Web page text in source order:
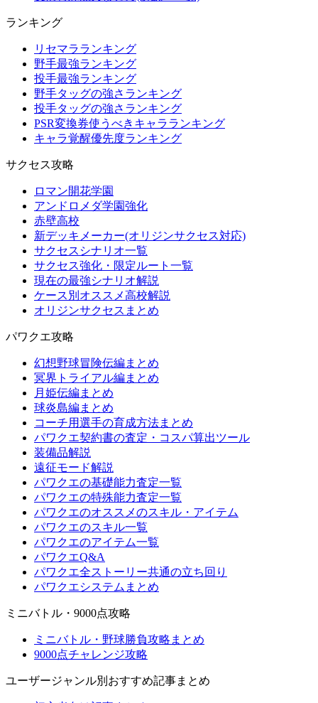
ランキング
リセマラランキング
野手最強ランキング
投手最強ランキング
野手タッグの強さランキング
投手タッグの強さランキング
PSR変換券使うべきキャラランキング
キャラ覚醒優先度ランキング
サクセス攻略
ロマン開花学園
アンドロメダ学園強化
赤壁高校
新デッキメーカー(オリジンサクセス対応)
サクセスシナリオ一覧
サクセス強化・限定ルート一覧
現在の最強シナリオ解説
ケース別オススメ高校解説
オリジンサクセスまとめ
パワクエ攻略
幻想野球冒険伝編まとめ
冥界トライアル編まとめ
月姫伝編まとめ
球炎島編まとめ
コーチ用選手の育成方法まとめ
パワクエ契約書の査定・コスパ算出ツール
装備品解説
遠征モード解説
パワクエの基礎能力査定一覧
パワクエの特殊能力査定一覧
パワクエのオススメのスキル・アイテム
パワクエのスキル一覧
パワクエのアイテム一覧
パワクエQ&A
パワクエ全ストーリー共通の立ち回り
パワクエシステムまとめ
ミニバトル・9000点攻略
ミニバトル・野球勝負攻略まとめ
9000点チャレンジ攻略
ユーザージャンル別おすすめ記事まとめ